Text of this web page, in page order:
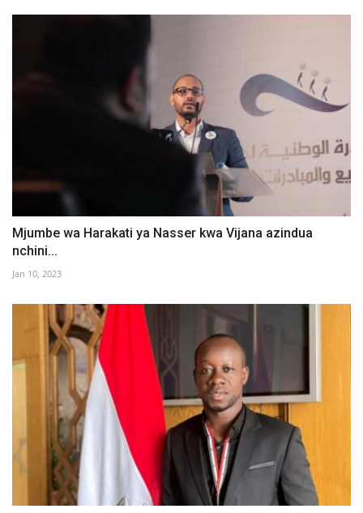
Mjumbe wa Harakati ya Nasser kwa Vijana azindua
nchini...
Jan 10, 2023